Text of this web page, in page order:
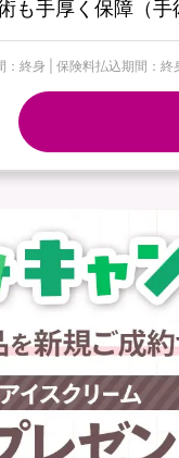
手厚く保障（手
終身 | 保険料払込期間：